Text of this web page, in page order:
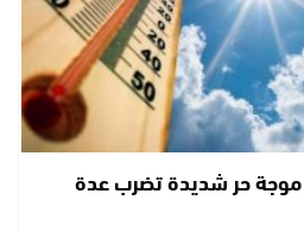
موجة حر شديدة تضرب عدة